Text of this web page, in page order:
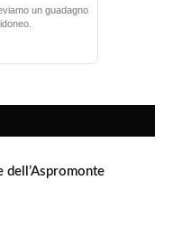
un guadagno
dell’Aspromonte